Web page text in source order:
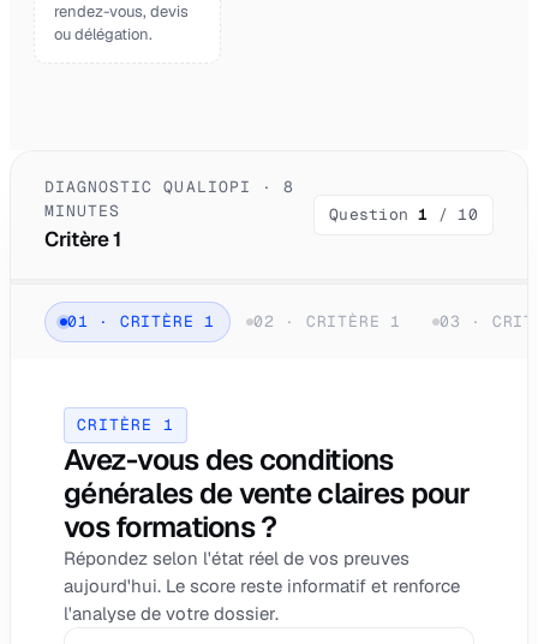
rendez-vous, devis
ou délégation.
DIAGNOSTIC QUALIOPI · 8
MINUTES
Critère 1
Question1 /10
01 · CRITÈRE 1 02 · CRITÈRE 1 03 ·
CRITÈRE 1
Avez-vous des conditions
générales de vente claires pour
vos formations ?
Répondez selon l'état réel de vos preuves
aujourd'hui. Le score reste informatif et renforce
l'analyse de votre dossier.